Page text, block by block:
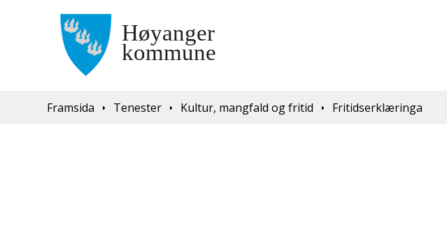
Du er her:
Framsida Tenester Kultur, mangfald og fritid Fritidserklæringa